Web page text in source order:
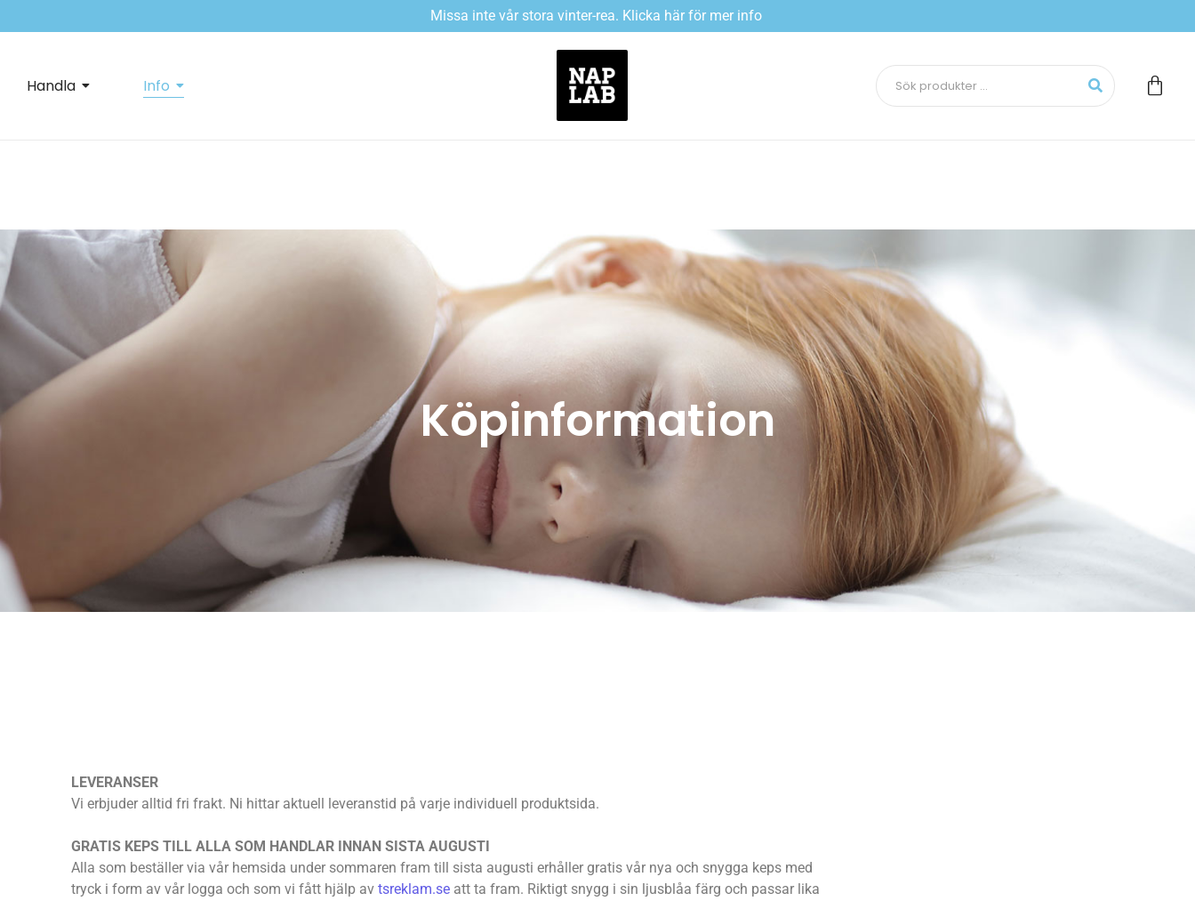
Missa inte vår stora vinter-rea. Klicka här för mer info
Handla Info
Köpinformation
LEVERANSER
Vi erbjuder alltid fri frakt. Ni hittar aktuell leveranstid på varje individuell produktsida.
GRATIS KEPS TILL ALLA SOM HANDLAR INNAN SISTA AUGUSTI
Alla som beställer via vår hemsida under sommaren fram till sista augusti erhåller gratis vår nya och snygga keps med
tryck i form av vår logga och som vi fått hjälp av tsreklam.se att ta fram. Riktigt snygg i sin ljusblåa färg och passar lika